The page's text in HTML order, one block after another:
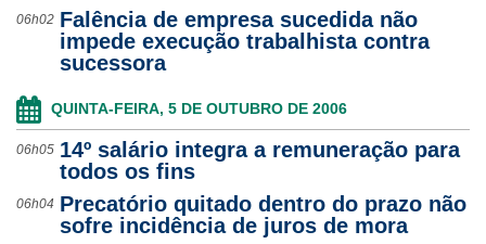
06h02 Falência de empresa sucedida não
impede execução trabalhista contra
sucessora
QUINTA-FEIRA, 5 DE OUTUBRO DE 2006
06h05 14º salário integra a remuneração para
todos os fins
06h04 Precatório quitado dentro do prazo não
sofre incidência de juros de mora